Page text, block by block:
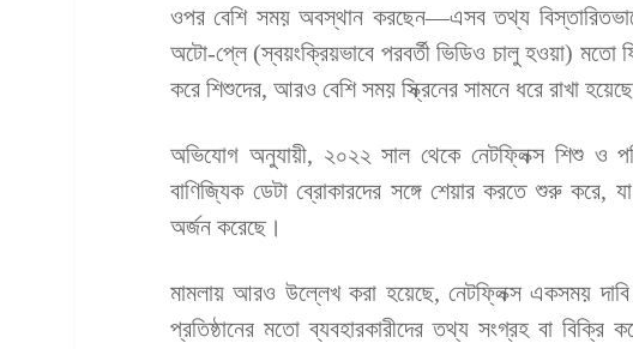
ওপর বেশি সময় অবস্থান করছেন—এসব তথ্য
অটো-প্লে (স্বয়ংক্রিয়ভাবে পরবর্তী ভিডিও চালু হওয়া) মতো
করে শিশুদের, আরও বেশি সময় স্ক্রিনের সামনে ধরে রাখা
অভিযোগ অনুযায়ী, ২০২২ সাল থেকে নেটফ্লিক্স শিশু ও
বাণিজ্যিক ডেটা ব্রোকারদের সঙ্গে শেয়ার করতে শুরু করে,
অর্জন করেছে।
মামলায় আরও উল্লেখ করা হয়েছে, নেটফ্লিক্স একসময়
প্রতিষ্ঠানের মতো ব্যবহারকারীদের তথ্য সংগ্রহ বা বিক্রি